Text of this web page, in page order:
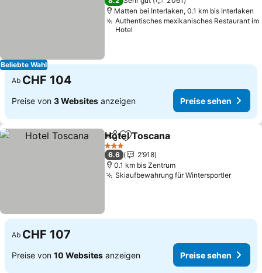
Beliebte Wahl
Matten bei Interlaken, 0.1 km bis Interlaken
Authentisches mexikanisches Restaurant im
Hotel
Ab CHF 104
Preise von 3 Websites anzeigen Preise sehen
TeilenZu Favoriten hinzufügen
Hotel Toscana
3 Sterne
6.6
2’918
0.1 km bis Zentrum
Skiaufbewahrung für Wintersportler
Ab CHF 107
Preise von 10 Websites anzeigen Preise sehen